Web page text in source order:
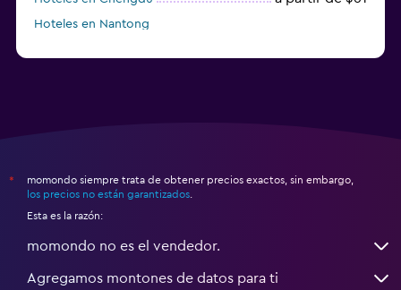
Hoteles en Nantong
*
momondo siempre trata de obtener precios exactos, sin embargo,
los precios no están garantizados
Esta es la razón:
momondo no es el vendedor.
Agregamos montones de datos para ti